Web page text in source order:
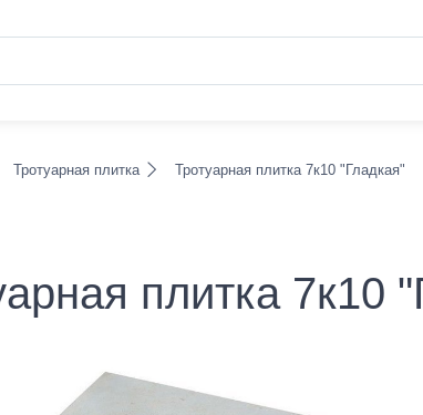
Тротуарная плитка Тротуарная плитка 7к10 "Гладкая"
плитка 7к10